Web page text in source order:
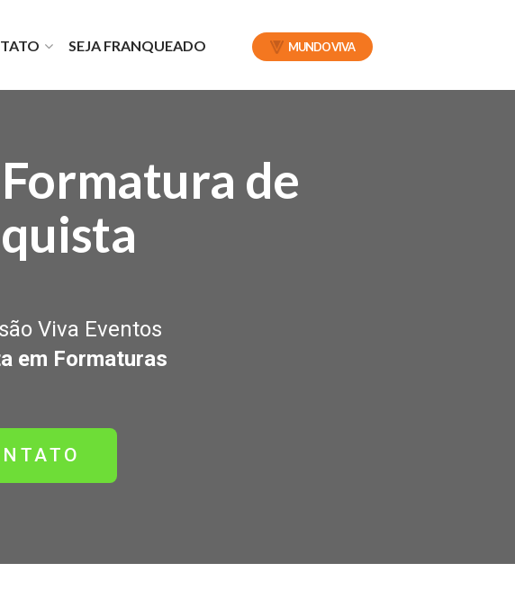
orçamento
fornecedor
com a gente
SEJA FRANQUEADO MUNDO VIVA
de
são Viva Eventos
em Formaturas